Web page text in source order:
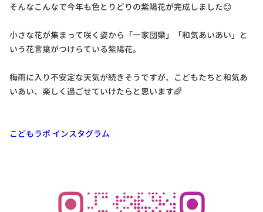
そんなこんなで今年も色とりどりの紫陽花が完成しました😊
小さな花が集まって咲く姿から「一家団欒」「和気あいあい」と
いう花言葉がつけらている紫陽花。
梅雨に入り不安定な天気が続きそうですが、こどもたちと和気あ
いあい、楽しく過ごせていけたらと思います🌈
こどもラボ インスタグラム